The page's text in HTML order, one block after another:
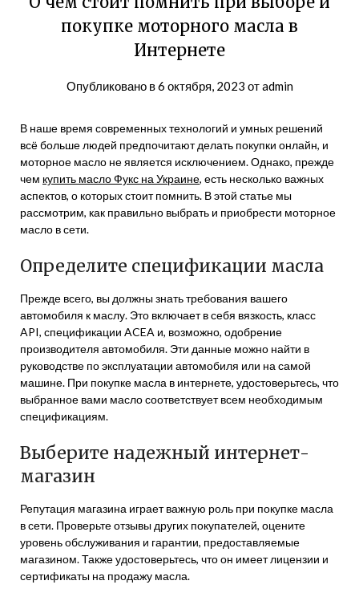
покупке моторного масла в
Интернете
Опубликовано в6 октября, 2023 отadmin
В наше время современных технологий и умных решений
всё больше людей предпочитают делать покупки онлайн, и
моторное масло не является исключением. Однако, прежде
чем купить масло Фукс на Украине, есть несколько важных
аспектов, о которых стоит помнить. В этой статье мы
рассмотрим, как правильно выбрать и приобрести моторное
масло в сети.
Определите спецификации масла
Прежде всего, вы должны знать требования вашего
автомобиля к маслу. Это включает в себя вязкость, класс
API, спецификации ACEA и, возможно, одобрение
производителя автомобиля. Эти данные можно найти в
руководстве по эксплуатации автомобиля или на самой
машине. При покупке масла в интернете, удостоверьтесь, что
выбранное вами масло соответствует всем необходимым
спецификациям.
Выберите надежный интернет-
магазин
Репутация магазина играет важную роль при покупке масла
в сети. Проверьте отзывы других покупателей, оцените
уровень обслуживания и гарантии, предоставляемые
магазином. Также удостоверьтесь, что он имеет лицензии и
сертификаты на продажу масла.